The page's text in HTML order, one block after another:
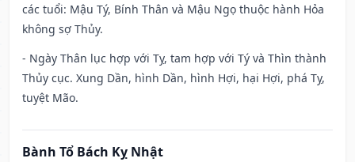
các tuổi: Mậu Tý, Bính Thân và Mậu Ngọ thuộc hành Hỏa
không sợ Thủy.
- Ngày Thân lục hợp với Tỵ, tam hợp với Tý và Thìn thành
Thủy cục. Xung Dần, hình Dần, hình Hợi, hại Hợi, phá Tỵ,
tuyệt Mão.
Bành Tổ Bách Kỵ Nhật